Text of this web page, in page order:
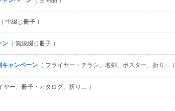
（ 中綴じ冊子 ）
ン （ 無線綴じ冊子 ）
キャンペーン （ フライヤー・チラシ、名刺、ポスター、折り… ）
ヤー、冊子・カタログ、折り… ）